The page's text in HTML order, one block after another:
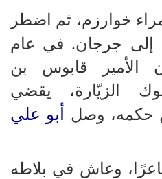
خوارزم، ثم اضطر
إلى جرجان. في عام
الأمير قابوس بن
الزيّارة، يقضي
حكمه، وصل
أبو علي
وعاش في بلاطه